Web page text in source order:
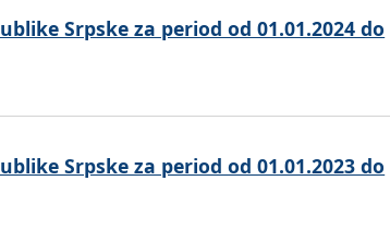
Srpske za period od 01.01.2024 do
Srpske za period od 01.01.2023 do